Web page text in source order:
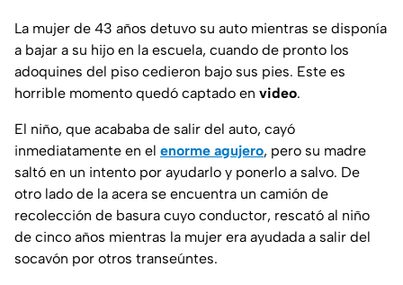
La mujer de 43 años detuvo su auto mientras se disponía
a bajar a su hijo en la escuela, cuando de pronto los
adoquines del piso cedieron bajo sus pies. Este es
horrible momento quedó captado en video.
El niño, que acababa de salir del auto, cayó
inmediatamente en el enorme agujero, pero su madre
saltó en un intento por ayudarlo y ponerlo a salvo. De
otro lado de la acera se encuentra un camión de
recolección de basura cuyo conductor, rescató al niño
de cinco años mientras la mujer era ayudada a salir del
socavón por otros transeúntes.